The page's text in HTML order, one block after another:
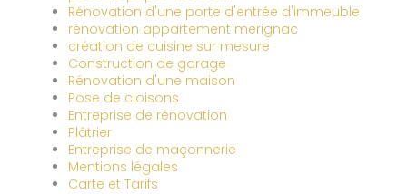
Rénovation d'une porte d'entrée d'immeuble
rénovation appartement merignac
création de cuisine sur mesure
Construction de garage
Rénovation d'une maison
Pose de cloisons
Entreprise de rénovation
Plâtrier
Entreprise de maçonnerie
Mentions légales
Carte et Tarifs